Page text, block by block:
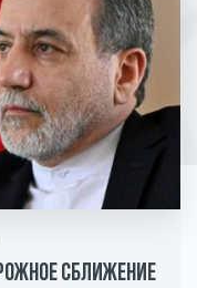
и красота
Пресса
Статьи
ЧП И КРИМИНАЛ
сближение